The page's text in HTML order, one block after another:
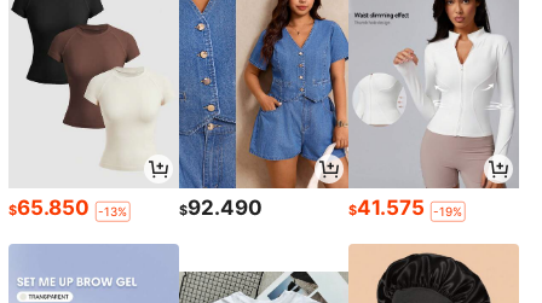
$65.850 -13% $92.490 $41.575 -19%